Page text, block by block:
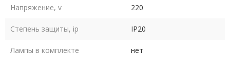
Напряжение, v 220
Степень защиты, ip IP20
Лампы в комплекте нет